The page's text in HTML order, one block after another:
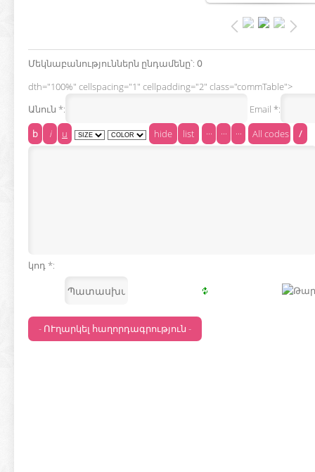
Մեկնաբանություններն ընդամենը՝: 0
dth="100%" cellspacing="1" cellpadding="2" class="commTable">
Անուն *:
Email *:
կոդ *: